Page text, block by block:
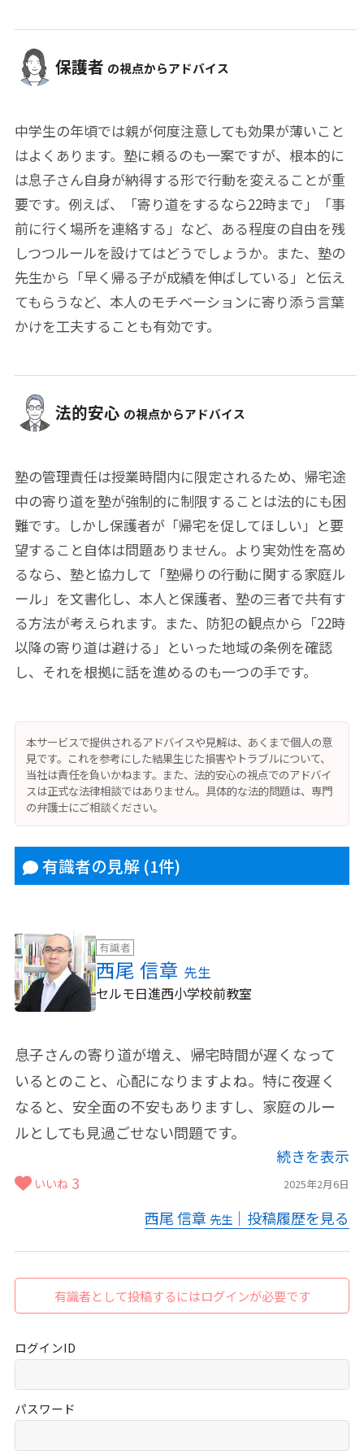
保護者 の視点からアドバイス
中学生の年頃では親が何度注意しても効果が薄いこと
はよくあります。塾に頼るのも一案ですが、根本的に
は息子さん自身が納得する形で行動を変えることが重
要です。例えば、「寄り道をするなら22時まで」「事
前に行く場所を連絡する」など、ある程度の自由を残
しつつルールを設けてはどうでしょうか。また、塾の
先生から「早く帰る子が成績を伸ばしている」と伝え
てもらうなど、本人のモチベーションに寄り添う言葉
かけを工夫することも有効です。
法的安心 の視点からアドバイス
塾の管理責任は授業時間内に限定されるため、帰宅途
中の寄り道を塾が強制的に制限することは法的にも困
難です。しかし保護者が「帰宅を促してほしい」と要
望すること自体は問題ありません。より実効性を高め
るなら、塾と協力して「塾帰りの行動に関する家庭ル
ール」を文書化し、本人と保護者、塾の三者で共有す
る方法が考えられます。また、防犯の観点から「22時
以降の寄り道は避ける」といった地域の条例を確認
し、それを根拠に話を進めるのも一つの手です。
本サービスで提供されるアドバイスや見解は、あくまで個人の意
見です。これを参考にした結果生じた損害やトラブルについて、
当社は責任を負いかねます。また、法的安心の視点でのアドバイ
スは正式な法律相談ではありません。具体的な法的問題は、専門
の弁護士にご相談ください。
有識者の見解 (1件)
有識者
西尾 信章 先生
セルモ日進西小学校前教室
息子さんの寄り道が増え、帰宅時間が遅くなって
いるとのこと、心配になりますよね。特に夜遅く
なると、安全面の不安もありますし、家庭のルー
ルとしても見過ごせない問題です。
続きを表示
2025年2月6日
いいね 3
西尾 信章 先生 ｜投稿履歴を見る
有識者として投稿するにはログインが必要です
ログインID
パスワード